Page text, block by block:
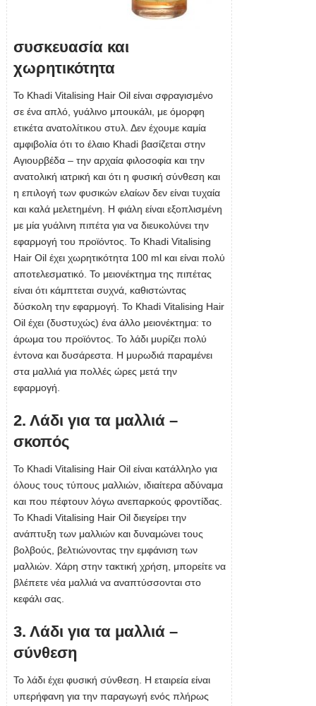
συσκευασία και
χωρητικότητα
Το Khadi Vitalising Hair Oil είναι σφραγισμένο
σε ένα απλό, γυάλινο μπουκάλι, με όμορφη
ετικέτα ανατολίτικου στυλ. Δεν έχουμε καμία
αμφιβολία ότι το έλαιο Khadi βασίζεται στην
Αγιουρβέδα – την αρχαία φιλοσοφία και την
ανατολική ιατρική και ότι η φυσική σύνθεση και
η επιλογή των φυσικών ελαίων δεν είναι τυχαία
και καλά μελετημένη. Η φιάλη είναι εξοπλισμένη
με μία γυάλινη πιπέτα για να διευκολύνει την
εφαρμογή του προϊόντος. Το Khadi Vitalising
Hair Oil έχει χωρητικότητα 100 ml και είναι πολύ
αποτελεσματικό. Το μειονέκτημα της πιπέτας
είναι ότι κάμπτεται συχνά, καθιστώντας
δύσκολη την εφαρμογή. Το Khadi Vitalising Hair
Oil έχει (δυστυχώς) ένα άλλο μειονέκτημα: το
άρωμα του προϊόντος. Το λάδι μυρίζει πολύ
έντονα και δυσάρεστα. Η μυρωδιά παραμένει
στα μαλλιά για πολλές ώρες μετά την
εφαρμογή.
2. Λάδι για τα μαλλιά –
σκοπός
Το Khadi Vitalising Hair Oil είναι κατάλληλο για
όλους τους τύπους μαλλιών, ιδιαίτερα αδύναμα
και που πέφτουν λόγω ανεπαρκούς φροντίδας.
Το Khadi Vitalising Hair Oil διεγείρει την
ανάπτυξη των μαλλιών και δυναμώνει τους
βολβούς, βελτιώνοντας την εμφάνιση των
μαλλιών. Χάρη στην τακτική χρήση, μπορείτε να
βλέπετε νέα μαλλιά να αναπτύσσονται στο
κεφάλι σας.
3. Λάδι για τα μαλλιά –
σύνθεση
Το λάδι έχει φυσική σύνθεση. Η εταιρεία είναι
υπερήφανη για την παραγωγή ενός πλήρως